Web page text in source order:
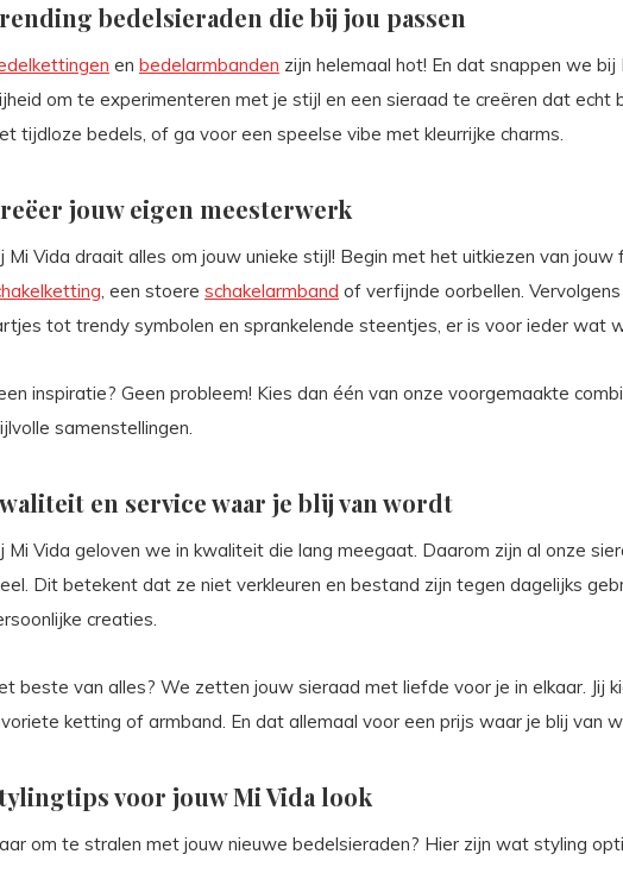
bedelsieraden die bij jou passen
en bedelarmbanden zijn helemaal hot! En dat snappen we
om te experimenteren met je stijl en een sieraad te creëren dat echt
tijdloze bedels, of ga voor een speelse vibe met kleurrijke charms.
jouw eigen meesterwerk
Mi Vida draait alles om jouw unieke stijl! Begin met het uitkiezen van
, een stoere schakelarmband of verfijnde oorbellen.
tot trendy symbolen en sprankelende steentjes, er is voor ieder wat
inspiratie? Geen probleem! Kies dan één van onze voorgemaakte
samenstellingen.
en service waar je blij van wordt
Mi Vida geloven we in kwaliteit die lang meegaat. Daarom zijn al onze
Dit betekent dat ze niet verkleuren en bestand zijn tegen dagelijks
creaties.
beste van alles? We zetten jouw sieraad met liefde voor je in elkaar. Jij
ketting of armband. En dat allemaal voor een prijs waar je blij van
voor jouw Mi Vida look
om te stralen met jouw nieuwe bedelsieraden? Hier zijn wat styling